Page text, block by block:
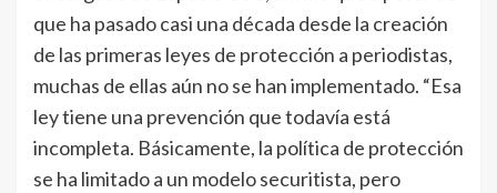
que ha pasado casi una década desde la creación
de las primeras leyes de protección a periodistas,
muchas de ellas aún no se han implementado. “Esa
ley tiene una prevención que todavía está
incompleta. Básicamente, la política de protección
se ha limitado a un modelo securitista, pero